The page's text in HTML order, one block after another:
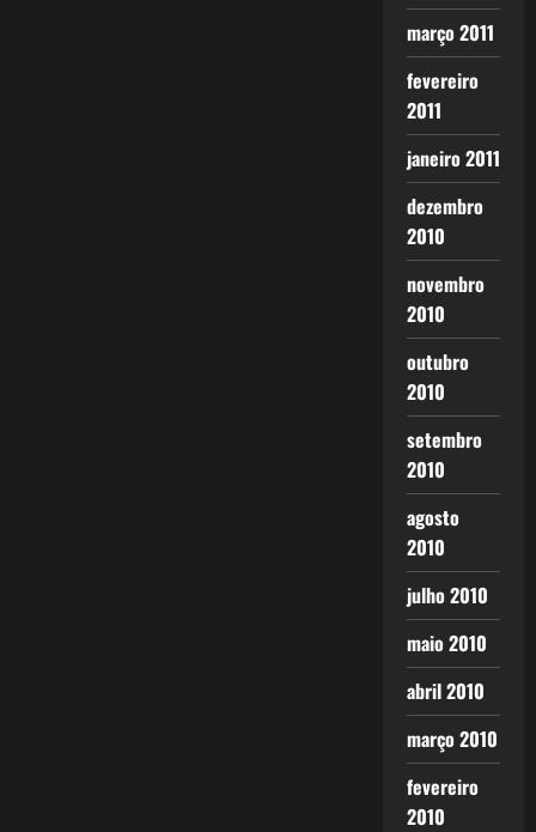
março 2011
fevereiro
2011
janeiro 2011
dezembro
2010
novembro
2010
outubro
2010
setembro
2010
agosto
2010
julho 2010
maio 2010
abril 2010
março 2010
fevereiro
2010